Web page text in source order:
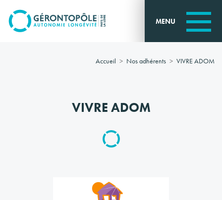
Go to
main
content MENU
Accueil Nos adhérents VIVRE ADOM
VIVRE ADOM